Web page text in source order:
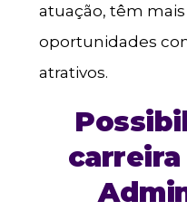
atuação, têm
oportunidades
atrativos.
carreira